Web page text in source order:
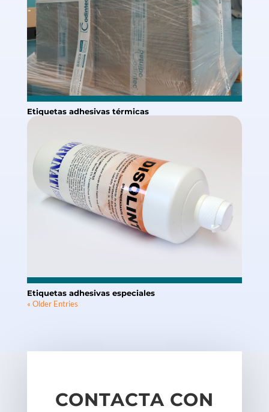
Etiquetas adhesivas térmicas
Etiquetas adhesivas especiales
« Older Entries
CONTACTA CON